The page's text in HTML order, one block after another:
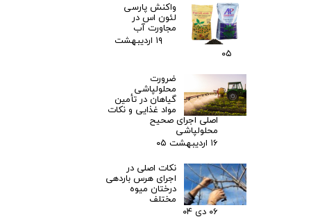
واکنش پارسی
لئون اس در
مجاورت آب
۱۹ اردیبهشت
۰۵
ضرورت
محلولپاشی
گیاهان در تأمین
مواد غذایی و نکات
اصلی اجرای صحیح
محلولپاشی
۱۶ اردیبهشت ۰۵
نکات اصلی در
اجرای هرس باردهی
درختان میوه
مختلف
۰۶ دی ۰۴